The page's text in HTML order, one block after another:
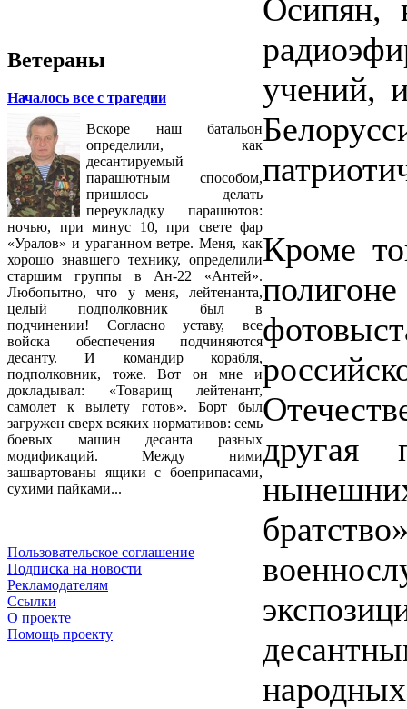
Ветераны
Началось все с трагедии
Вскоре наш батальон
определили, как
десантируемый
парашютным способом,
пришлось делать
переукладку парашютов:
ночью, при минус 10, при свете фар
«Уралов» и ураганном ветре. Меня, как
хорошо знавшего технику, определили
старшим группы в Ан-22 «Антей».
Любопытно, что у меня, лейтенанта,
целый подполковник был в
подчинении! Согласно уставу, все
войска обеспечения подчиняются
десанту. И командир корабля,
подполковник, тоже. Вот он мне и
докладывал: «Товарищ лейтенант,
самолет к вылету готов». Борт был
загружен сверх всяких нормативов: семь
боевых машин десанта разных
модификаций. Между ними
зашвартованы ящики с боеприпасами,
сухими пайками...
Пользовательское соглашение
Подписка на новости
Рекламодателям
Ссылки
О проекте
Помощь проекту
Осипян,
учений,
Кроме
другая